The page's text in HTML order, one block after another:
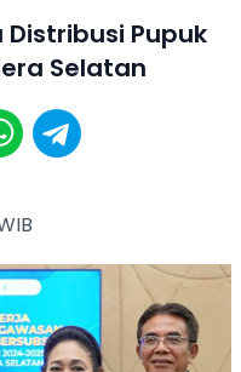
Distribusi Pupuk
Selatan